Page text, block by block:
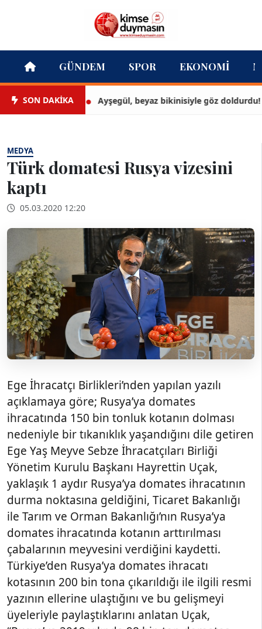
GÜNDEM SPOR EKONOMI
SON DAKİKAAyşegül, beyaz bikinisiyle göz doldurdu!
MEDYA
Türk domatesi Rusya vizesini
kaptı
05.03.2020 12:20
Ege İhracatçı Birlikleri’nden yapılan yazılı
açıklamaya göre; Rusya’ya domates
ihracatında 150 bin tonluk kotanın dolması
nedeniyle bir tıkanıklık yaşandığını dile getiren
Ege Yaş Meyve Sebze İhracatçıları Birliği
Yönetim Kurulu Başkanı Hayrettin Uçak,
yaklaşık 1 aydır Rusya’ya domates ihracatının
durma noktasına geldiğini, Ticaret Bakanlığı
ile Tarım ve Orman Bakanlığı’nın Rusya’ya
domates ihracatında kotanın arttırılması
çabalarının meyvesini verdiğini kaydetti.
Türkiye’den Rusya’ya domates ihracatı
kotasının 200 bin tona çıkarıldığı ile ilgili resmi
yazının ellerine ulaştığını ve bu gelişmeyi
üyeleriyle paylaştıklarını anlatan Uçak,